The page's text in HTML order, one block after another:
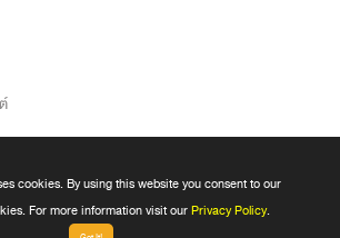
cookies. By using this website you consent to our
For more information visit ourPrivacy Policy.